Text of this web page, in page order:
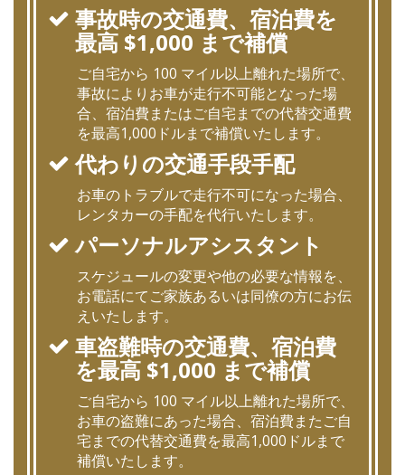
事故時の交通費、宿泊費を
最高 $1,000 まで補償
ご自宅から 100 マイル以上離れた場所で、
事故によりお車が走行不可能となった場
合、宿泊費またはご自宅までの代替交通費
を最高1,000ドルまで補償いたします。
代わりの交通手段手配
お車のトラブルで走行不可になった場合、
レンタカーの手配を代行いたします。
パーソナルアシスタント
スケジュールの変更や他の必要な情報を、
お電話にてご家族あるいは同僚の方にお伝
えいたします。
車盗難時の交通費、宿泊費
を最高 $1,000 まで補償
ご自宅から 100 マイル以上離れた場所で、
お車の盗難にあった場合、宿泊費またご自
宅までの代替交通費を最高1,000ドルまで
補償いたします。